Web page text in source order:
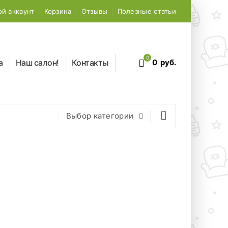
аккаунт Корзина Отзывы Полезные статьи
Наш салон! Контакты 0 0 руб.
Выбор категории